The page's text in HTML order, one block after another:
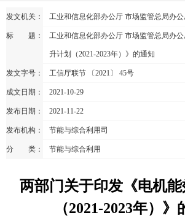
发文机关： 工业和信息化部办公厅 市场监管总局办
标 题： 工业和信息化部办公厅 市场监管总局办
升计划（2021-2023年）》的通知
发文字号： 工信厅联节 〔2021〕 45号
成文日期： 2021-10-29
发布日期： 2021-11-22
发布机构： 节能与综合利用司
分 类： 节能与综合利用
两部门关于印发《电机能
（2021-2023年）》